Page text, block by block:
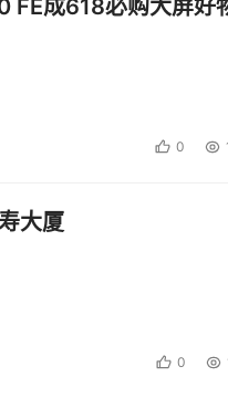
FE成618必购大屏好
0
大厦
0